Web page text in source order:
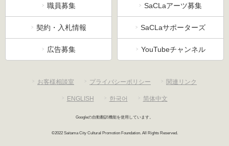
職員募集
契約・入札情報
広告募集
SaCLaアーツ募集
SaCLaサポーターズ
YouTubeチャンネル
お客様相談室 プライバシーポリシー 関連リンク
ENGLISH 한국어 简体中文
Googleの自動翻訳機能を使用しています。
©2022 Saitama City Cultural Promotion Foundation. All Rights Reserved.